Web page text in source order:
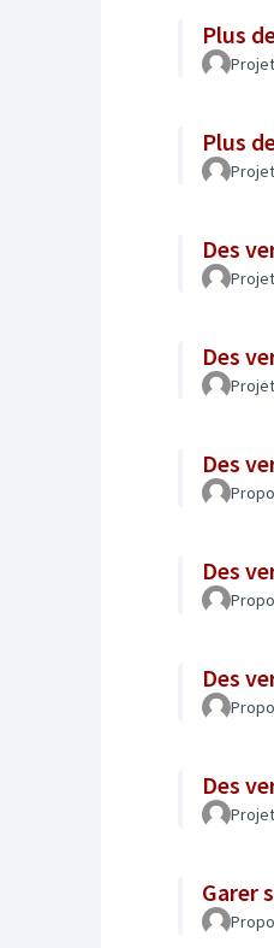
Plus
Plus
Des
Des
Des
Des
Des
Des
Garer